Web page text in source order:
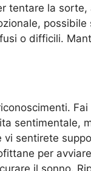
tentare la
o difficili.
sentimentale,
sentirete
per
il sonno.